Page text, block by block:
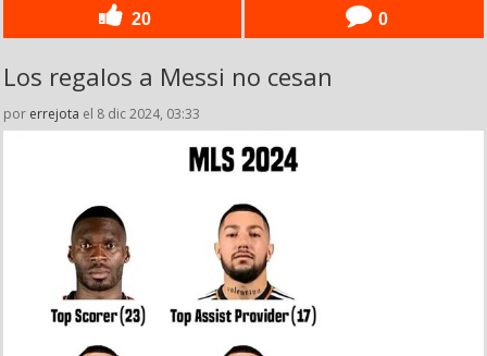
20 0
Los regalos a Messi no cesan
por errejota el 8 dic 2024, 03:33